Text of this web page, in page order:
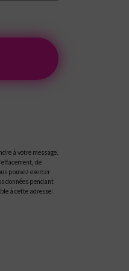
à votre message.
de
pouvez exercer
données pendant
à cette adresse: